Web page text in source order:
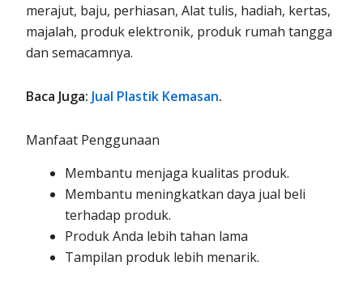
merajut, baju, perhiasan, Alat tulis, hadiah, kertas,
majalah, produk elektronik, produk rumah tangga
dan semacamnya.
Baca Juga: Jual Plastik Kemasan.
Manfaat Penggunaan
Membantu menjaga kualitas produk.
Membantu meningkatkan daya jual beli
terhadap produk.
Produk Anda lebih tahan lama
Tampilan produk lebih menarik.